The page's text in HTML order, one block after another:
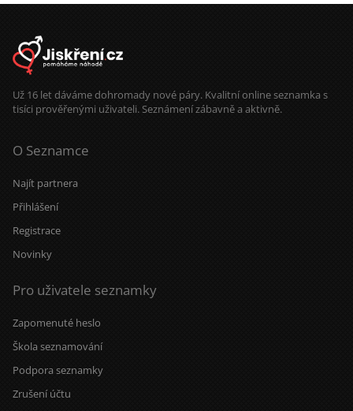
Už 16 let dáváme dohromady nové páry. Kvalitní online seznamka s
tisíci prověřenými uživateli. Seznámení zábavně a aktivně.
O Seznamce
Najít partnera
Přihlášení
Registrace
Novinky
Pro uživatele seznamky
Zapomenuté heslo
Škola seznamování
Podpora seznamky
Zrušení účtu